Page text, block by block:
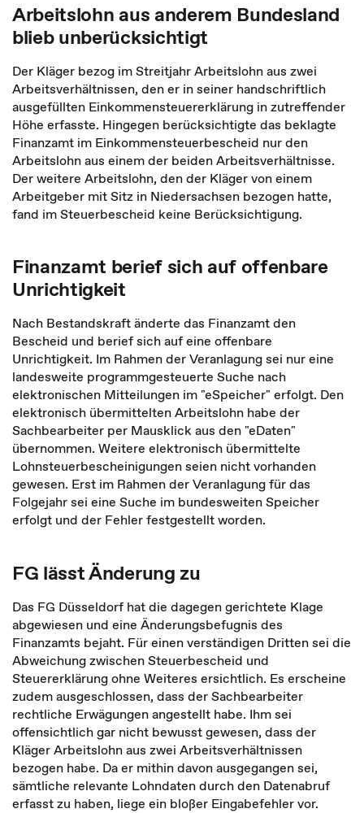
Arbeitslohn aus anderem Bundesland
blieb unberücksichtigt
Der Kläger bezog im Streitjahr Arbeitslohn aus zwei
Arbeitsverhältnissen, den er in seiner handschriftlich
ausgefüllten Einkommensteuererklärung in zutreffender
Höhe erfasste. Hingegen berücksichtigte das beklagte
Finanzamt im Einkommensteuerbescheid nur den
Arbeitslohn aus einem der beiden Arbeitsverhältnisse.
Der weitere Arbeitslohn, den der Kläger von einem
Arbeitgeber mit Sitz in Niedersachsen bezogen hatte,
fand im Steuerbescheid keine Berücksichtigung.
Finanzamt berief sich auf offenbare
Unrichtigkeit
Nach Bestandskraft änderte das Finanzamt den
Bescheid und berief sich auf eine offenbare
Unrichtigkeit. Im Rahmen der Veranlagung sei nur eine
landesweite programmgesteuerte Suche nach
elektronischen Mitteilungen im "eSpeicher" erfolgt. Den
elektronisch übermittelten Arbeitslohn habe der
Sachbearbeiter per Mausklick aus den "eDaten"
übernommen. Weitere elektronisch übermittelte
Lohnsteuerbescheinigungen seien nicht vorhanden
gewesen. Erst im Rahmen der Veranlagung für das
Folgejahr sei eine Suche im bundesweiten Speicher
erfolgt und der Fehler festgestellt worden.
FG lässt Änderung zu
Das FG Düsseldorf hat die dagegen gerichtete Klage
abgewiesen und eine Änderungsbefugnis des
Finanzamts bejaht. Für einen verständigen Dritten sei die
Abweichung zwischen Steuerbescheid und
Steuererklärung ohne Weiteres ersichtlich. Es erscheine
zudem ausgeschlossen, dass der Sachbearbeiter
rechtliche Erwägungen angestellt habe. Ihm sei
offensichtlich gar nicht bewusst gewesen, dass der
Kläger Arbeitslohn aus zwei Arbeitsverhältnissen
bezogen habe. Da er mithin davon ausgegangen sei,
sämtliche relevante Lohndaten durch den Datenabruf
erfasst zu haben, liege ein bloßer Eingabefehler vor.